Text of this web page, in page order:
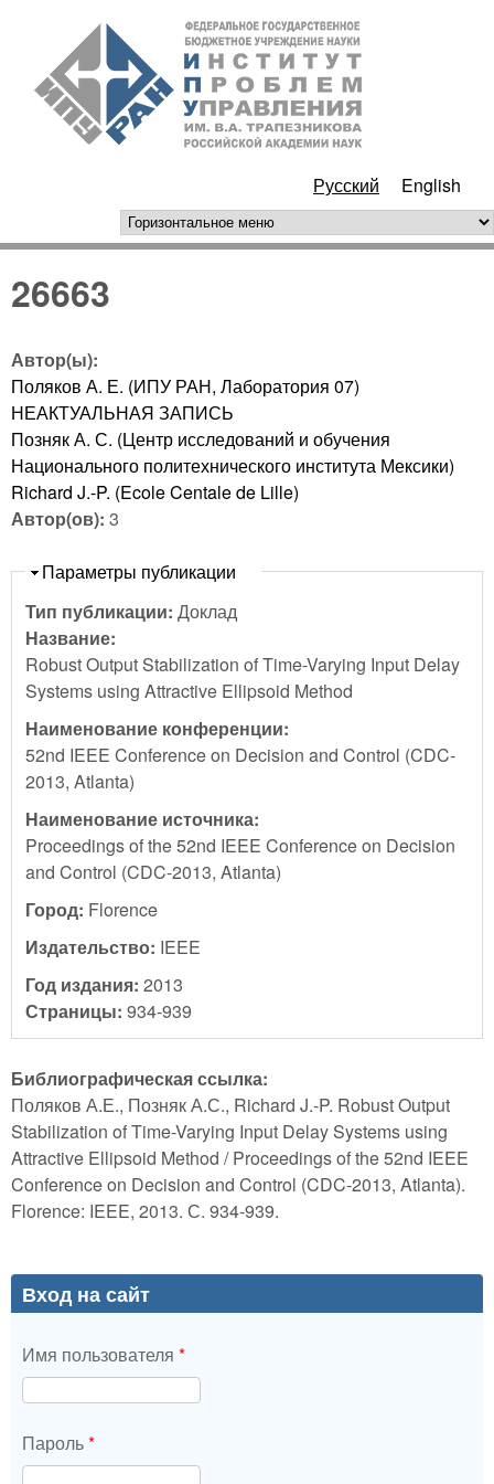
Перейти к основному
содержанию
РАН
Русский English
горизонтальное меню
26663
Автор(ы):
Поляков А. Е. (ИПУ РАН, Лаборатория 07)
НЕАКТУАЛЬНАЯ ЗАПИСЬ
Позняк А. С. (Центр исследований и обучения
Национального политехнического института Мексики)
Richard J.-P. (Ecole Centale de Lille)
Автор(ов): 3
Скрыть
Параметры публикации
Тип публикации: Доклад
Название:
Robust Output Stabilization of Time-Varying Input Delay
Systems using Attractive Ellipsoid Method
Наименование конференции:
52nd IEEE Conference on Decision and Control (CDC-
2013, Atlanta)
Наименование источника:
Proceedings of the 52nd IEEE Conference on Decision
and Control (CDC-2013, Atlanta)
Город: Florence
Издательство: IEEE
Год издания: 2013
Страницы: 934-939
Библиографическая ссылка:
Поляков А.Е., Позняк А.С., Richard J.-P. Robust Output
Stabilization of Time-Varying Input Delay Systems using
Attractive Ellipsoid Method / Proceedings of the 52nd IEEE
Conference on Decision and Control (CDC-2013, Atlanta).
Florence: IEEE, 2013. С. 934-939.
Вход на сайт
Имя пользователя *
Пароль*